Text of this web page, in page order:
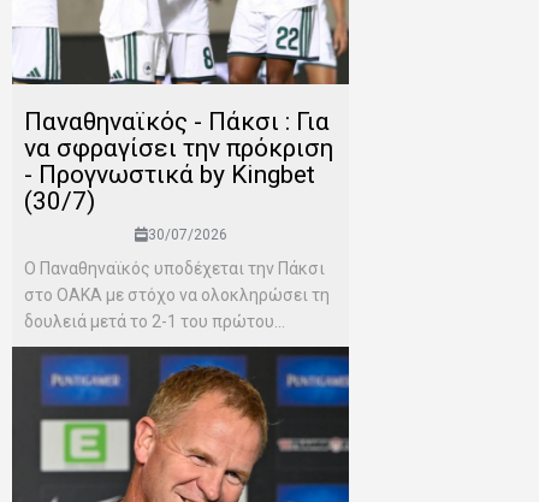
Παναθηναϊκός - Πάκσι : Για
να σφραγίσει την πρόκριση
- Προγνωστικά by Kingbet
(30/7)
30/07/2026
Ο Παναθηναϊκός υποδέχεται την Πάκσι
στο ΟΑΚΑ με στόχο να ολοκληρώσει τη
δουλειά μετά το 2-1 του πρώτου...